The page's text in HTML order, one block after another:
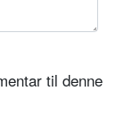
til denne